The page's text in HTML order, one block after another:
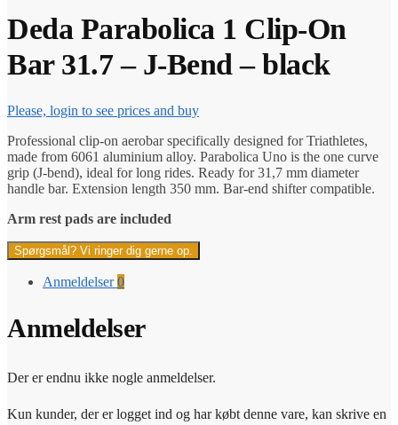
Deda Parabolica 1 Clip-On
Bar 31.7 – J-Bend – black
Please, login to see prices and buy
Professional clip-on aerobar specifically designed for Triathletes,
made from 6061 aluminium alloy. Parabolica Uno is the one curve
grip (J-bend), ideal for long rides. Ready for 31,7 mm diameter
handle bar. Extension length 350 mm. Bar-end shifter compatible.
Arm rest pads are included
Spørgsmål? Vi ringer dig gerne op.
Anmeldelser0
Anmeldelser
Der er endnu ikke nogle anmeldelser.
Kun kunder, der er logget ind og har købt denne vare, kan skrive en